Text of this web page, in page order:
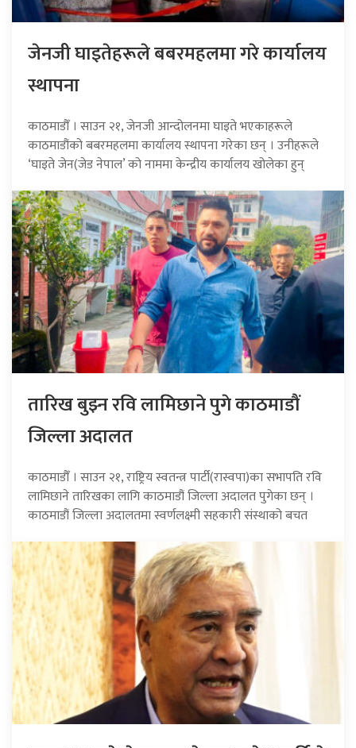
जेनजी घाइतेहरूले बबरमहलमा गरे कार्यालय
स्थापना
काठमाडौँ । साउन २१, जेनजी आन्दोलनमा घाइते भएकाहरूले
काठमाडौंको बबरमहलमा कार्यालय स्थापना गरेका छन् । उनीहरूले
‘घाइते जेन(जेड नेपाल’ को नाममा केन्द्रीय कार्यालय खोलेका हुन्
तारिख बुझ्न रवि लामिछाने पुगे काठमाडौं
जिल्ला अदालत
काठमाडौँ । साउन २१, राष्ट्रिय स्वतन्त्र पार्टी(रास्वपा)का सभापति रवि
लामिछाने तारिखका लागि काठमाडौं जिल्ला अदालत पुगेका छन् ।
काठमाडौं जिल्ला अदालतमा स्वर्णलक्ष्मी सहकारी संस्थाको बचत